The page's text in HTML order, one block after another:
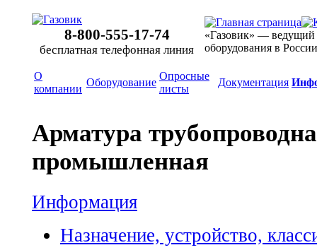
8-800-555-17-74
бесплатная телефонная линия
«Газовик» — ведущий
оборудования в России
О
компании
Оборудование
Опросные
листы
Документация
Арматура
промышленная
Информация
Назначение, устройство,